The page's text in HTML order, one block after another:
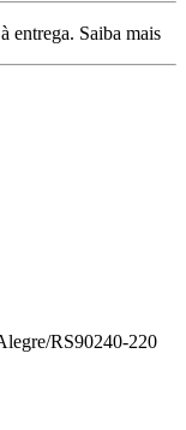
entrega. Saiba mais
RS90240-220